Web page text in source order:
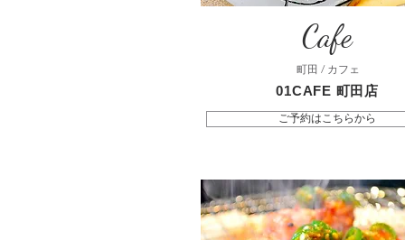
Cafe
町田 / カフェ
01CAFE 町田店
ご予約はこちらから